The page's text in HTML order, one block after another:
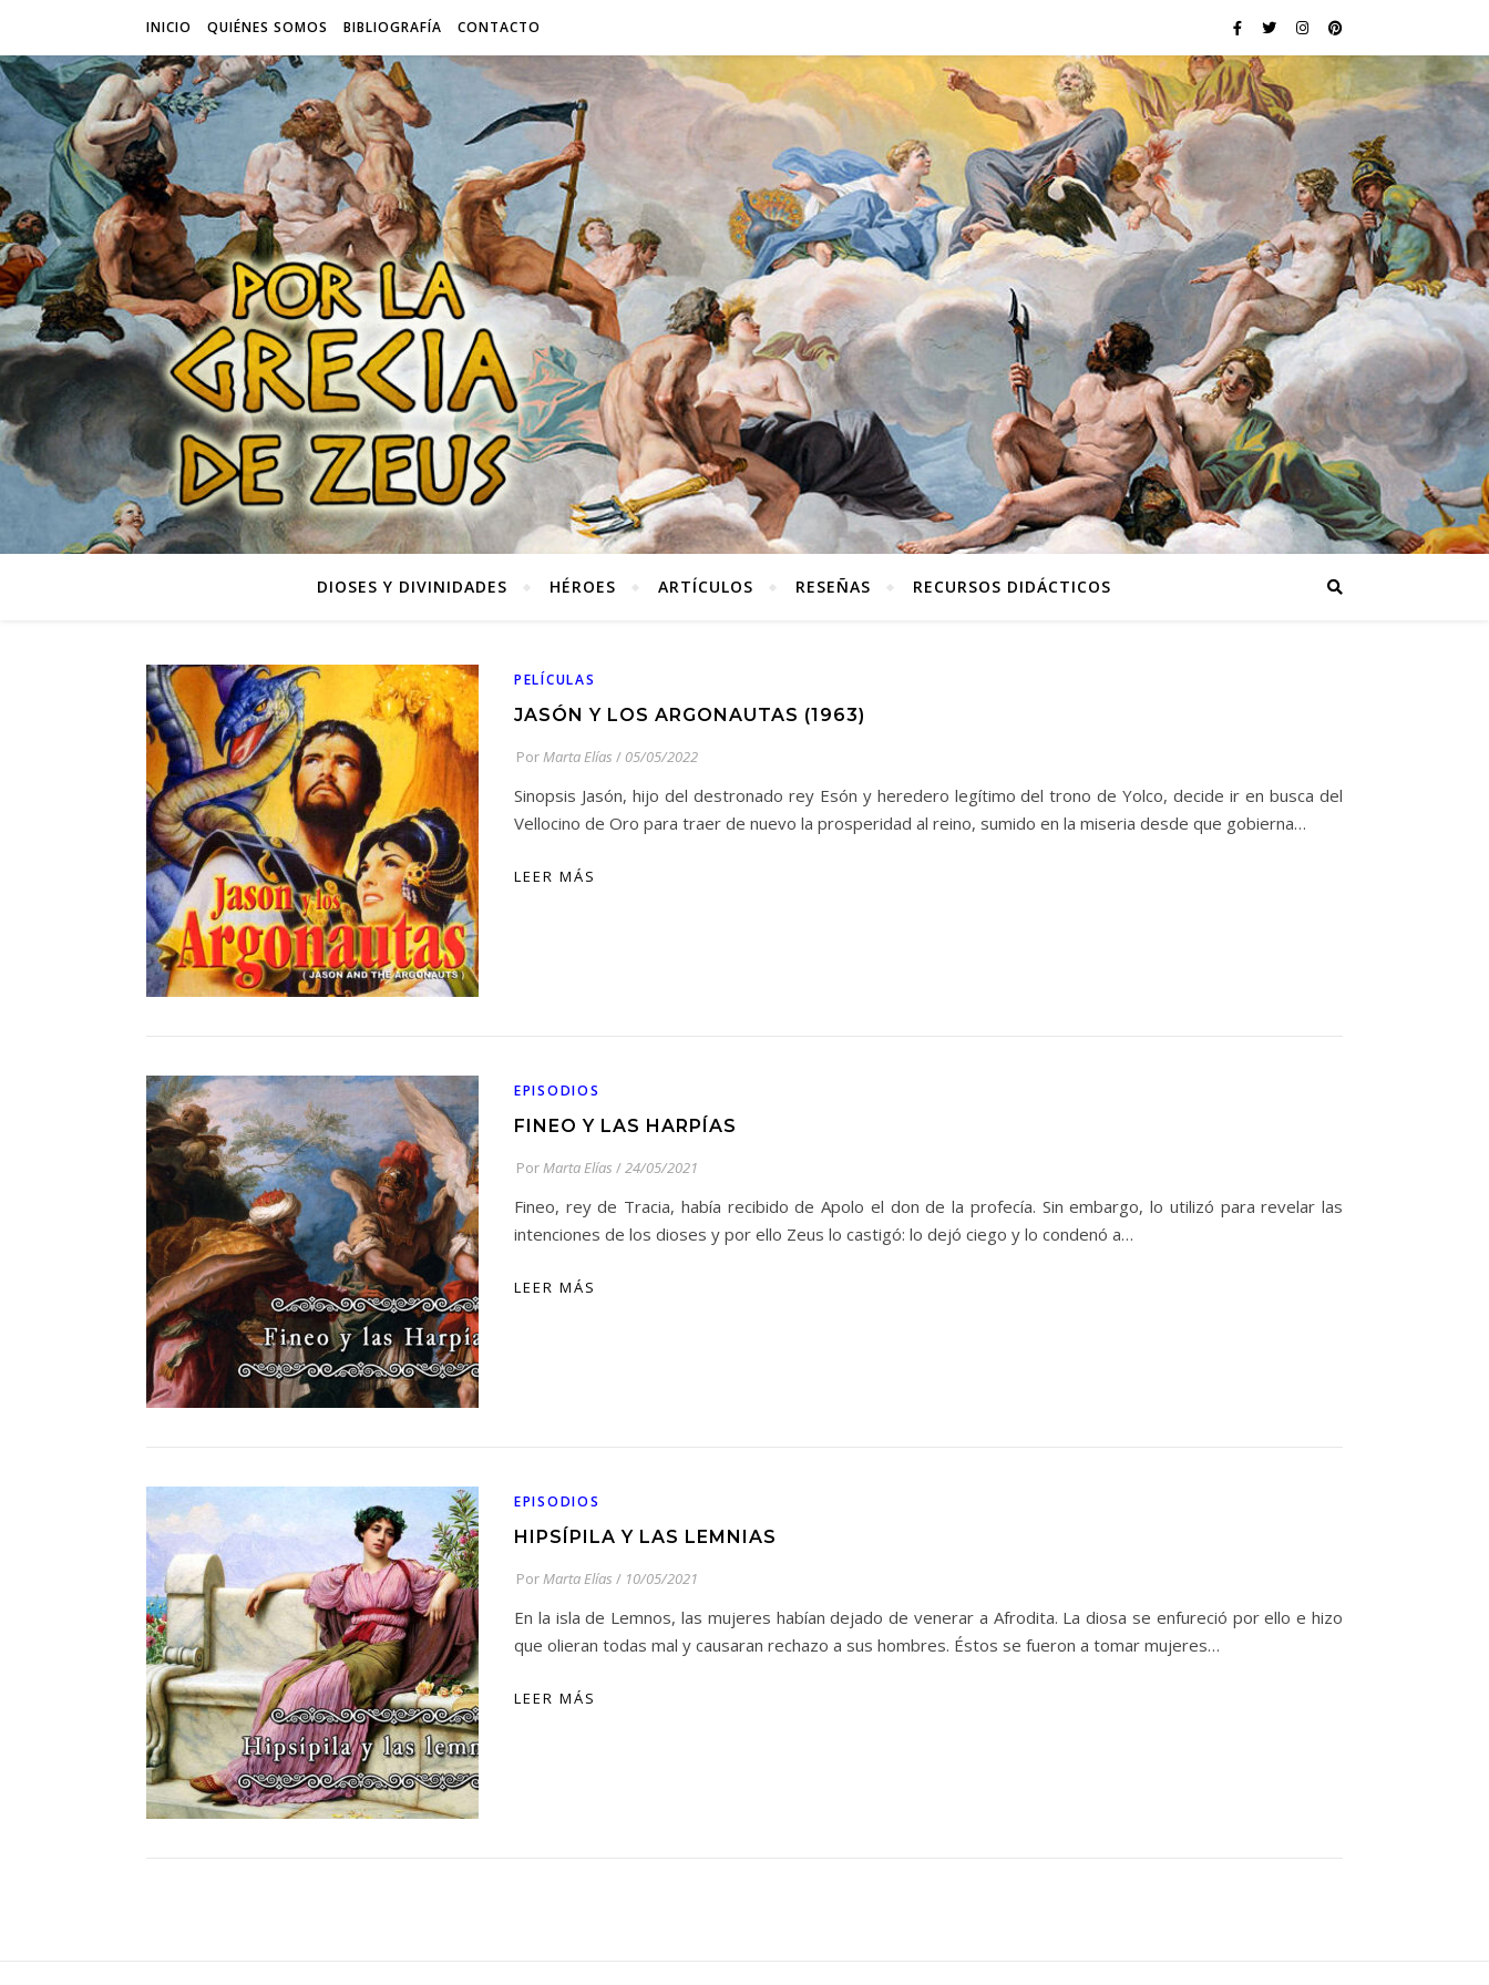
INICIO QUIÉNES SOMOS BIBLIOGRAFÍA CONTACTO
DIOSES Y DIVINIDADES HÉROES ARTÍCULOS RESEÑAS RECURSOS DIDÁCTICOS
PELÍCULAS
JASÓN Y LOS ARGONAUTAS (1963)
PorMarta Elías / 05/05/2022
Sinopsis Jasón, hijo del destronado rey Esón y heredero legítimo del trono de Yolco, decide ir en busca del
Vellocino de Oro para traer de nuevo la prosperidad al reino, sumido en la miseria desde que gobierna…
LEER MÁS
EPISODIOS
FINEO Y LAS HARPÍAS
PorMarta Elías /24/05/2021
Fineo, rey de Tracia, había recibido de Apolo el don de la profecía. Sin embargo, lo utilizó para revelar las
intenciones de los dioses y por ello Zeus lo castigó: lo dejó ciego y lo condenó a…
LEER MÁS
EPISODIOS
HIPSÍPILA Y LAS LEMNIAS
PorMarta Elías / 10/05/2021
En la isla de Lemnos, las mujeres habían dejado de venerar a Afrodita. La diosa se enfureció por ello e hizo
que olieran todas mal y causaran rechazo a sus hombres. Éstos se fueron a tomar mujeres…
LEER MÁS